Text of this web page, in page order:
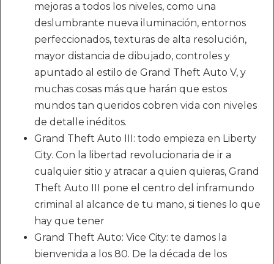
mejoras a todos los niveles, como una
deslumbrante nueva iluminación, entornos
perfeccionados, texturas de alta resolución,
mayor distancia de dibujado, controles y
apuntado al estilo de Grand Theft Auto V, y
muchas cosas más que harán que estos
mundos tan queridos cobren vida con niveles
de detalle inéditos.
Grand Theft Auto III: todo empieza en Liberty
City. Con la libertad revolucionaria de ir a
cualquier sitio y atracar a quien quieras, Grand
Theft Auto III pone el centro del inframundo
criminal al alcance de tu mano, si tienes lo que
hay que tener
Grand Theft Auto: Vice City: te damos la
bienvenida a los 80. De la década de los